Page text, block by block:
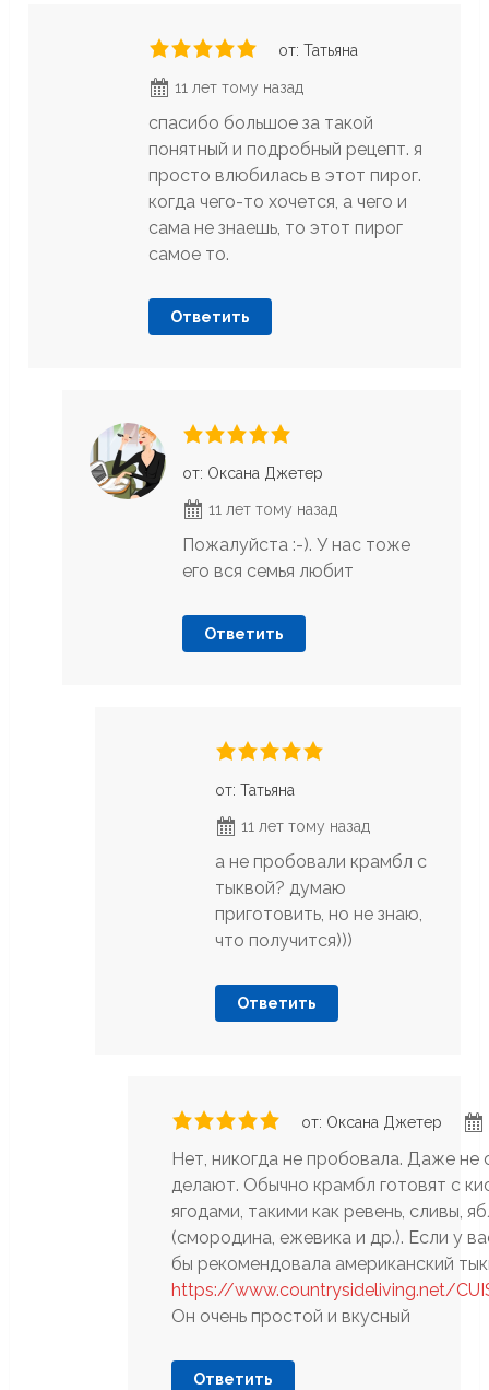
от: Татьяна
11 лет тому назад
спасибо большое за такой
понятный и подробный рецепт. я
просто влюбилась в этот пирог.
когда чего-то хочется, а чего и
сама не знаешь, то этот пирог
самое то.
Ответить
от: Оксана Джетер
11 лет тому назад
Пожалуйста :-). У нас тоже
его вся семья любит
Ответить
от: Татьяна
11 лет тому назад
а не пробовали крамбл с
тыквой? думаю
приготовить, но не знаю,
что получится)))
Ответить
от: Оксана Джетер
Нет, никогда не пробовала. Даже не
делают. Обычно крамбл готовят с
ягодами, такими как ревень, сливы,
(смородина, ежевика и др.). Если у
бы рекомендовала американский
https://www.countrysideliving.net/
Он очень простой и вкусный
Ответить